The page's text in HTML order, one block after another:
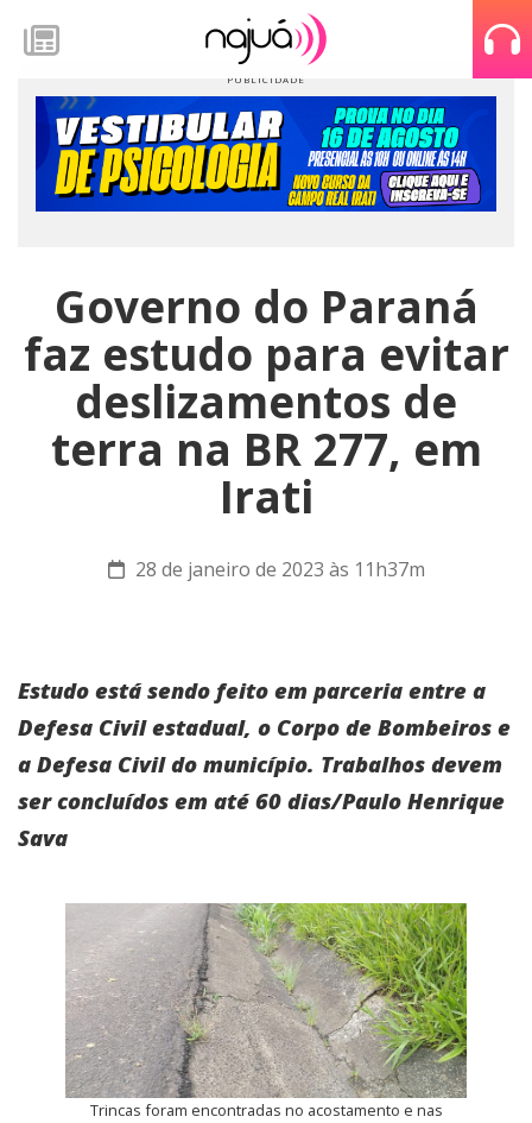
Governo do Paraná
faz estudo para evitar
deslizamentos de
terra na BR 277, em
Irati
28 de janeiro de 2023 às 11h37m
Estudo está sendo feito em parceria entre a
Defesa Civil estadual, o Corpo de Bombeiros e
a Defesa Civil do município. Trabalhos devem
ser concluídos em até 60 dias/Paulo Henrique
Sava
Trincas foram encontradas no acostamento e nas